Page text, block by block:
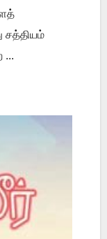
சத்தியம்
...